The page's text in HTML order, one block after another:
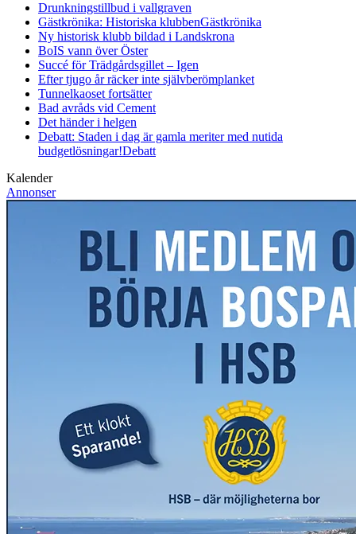
Drunkningstillbud i vallgraven
Gästkrönika: Historiska klubbenGästkrönika
Ny historisk klubb bildad i Landskrona
BoIS vann över Öster
Succé för Trädgårdsgillet – Igen
Efter tjugo år räcker inte självberömplanket
Tunnelkaoset fortsätter
Bad avråds vid Cement
Det händer i helgen
Debatt: Staden i dag är gamla meriter med nutida
budgetlösningar!Debatt
Kalender
Annonser